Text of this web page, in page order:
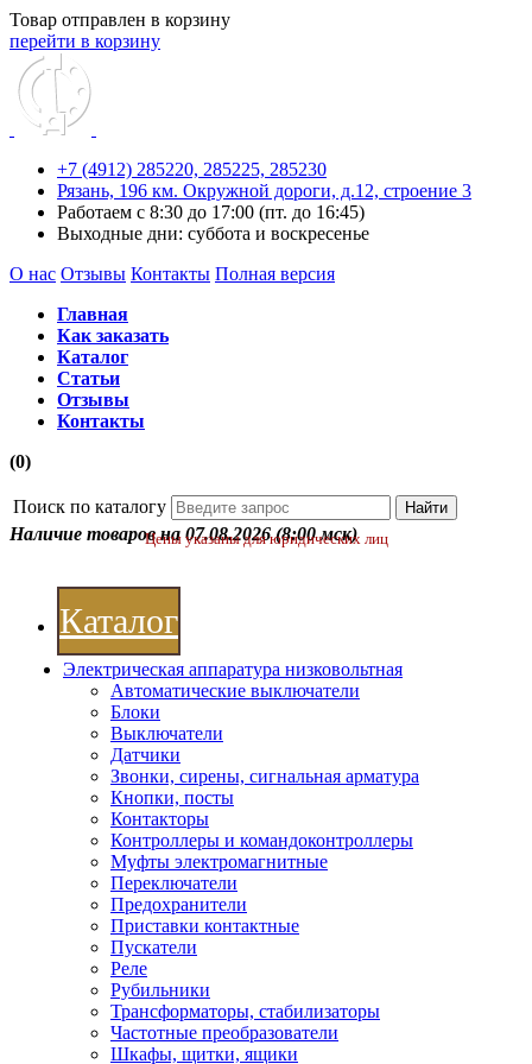
Товар отправлен в корзину
перейти в корзину
+7 (4912) 285220, 285225, 285230
Рязань, 196 км. Окружной дороги, д.12, строение 3
Работаем с 8:30 до 17:00 (пт. до 16:45)
Выходные дни: суббота и воскресенье
О нас Отзывы Контакты Полная версия
Главная
Как заказать
Каталог
Статьи
Отзывы
Контакты
(0)
Поиск по каталогу
Наличие товаров на 07.08.2026 (8:00 мск)
Цены указаны для юридических лиц
Каталог
Электрическая аппаратура низковольтная
Автоматические выключатели
Блоки
Выключатели
Датчики
Звонки, сирены, сигнальная арматура
Кнопки, посты
Контакторы
Контроллеры и командоконтроллеры
Муфты электромагнитные
Переключатели
Предохранители
Приставки контактные
Пускатели
Реле
Рубильники
Трансформаторы, стабилизаторы
Частотные преобразователи
Шкафы, щитки, ящики